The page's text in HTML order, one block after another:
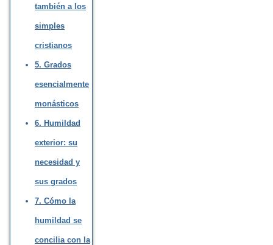
también a los
simples
cristianos
5. Grados
esencialmente
monásticos
6. Humildad
exterior: su
necesidad y
sus grados
7. Cómo la
humildad se
concilia con la